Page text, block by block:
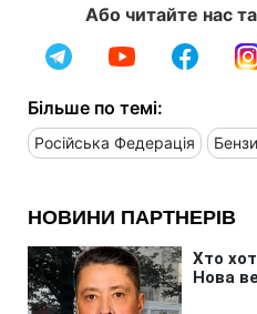
Або читайте нас
Більше по темі:
Російська Федерація